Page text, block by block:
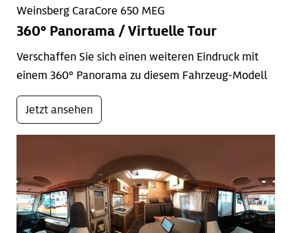
Weinsberg CaraCore 650 MEG
360° Panorama / Virtuelle Tour
Verschaffen Sie sich einen weiteren Eindruck mit
einem 360° Panorama zu diesem Fahrzeug-Modell
Jetzt ansehen